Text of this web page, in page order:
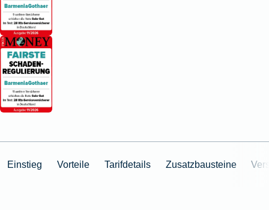
Einstieg Vorteile Tarifdetails Zusatzbausteine